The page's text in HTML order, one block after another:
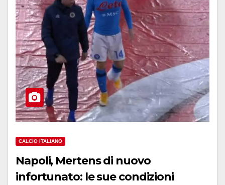
CALCIO ITALIANO
Napoli, Mertens di nuovo
infortunato: le sue condizioni